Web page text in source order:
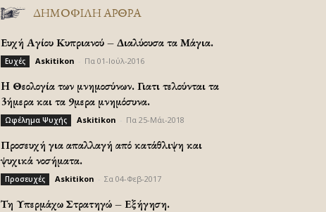
ΔΗΜΟΦΙΛΗ ΑΡΘΡΑ
Ευχή Αγίου Κυπριανού – Διαλύουσα τα Μάγια.
Ευχές Askitikon Πα 01-Ιούλ-2016
H Θεολογία των μνημοσύνων. Γιατι τελούνται τα
3ήμερα και τα 9μερα μνημόσυνα.
Ωφέλημα Ψυχής Askitikon Πα 25-Μάι-2018
Προσευχή για απαλλαγή από κατάθλιψη και
ψυχικά νοσήματα.
Προσευχές Askitikon Σα 04-Φεβ-2017
Τη Υπερμάχω Στρατηγώ – Εξήγηση.